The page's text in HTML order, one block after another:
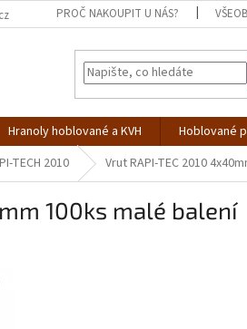
PROČ NAKOUPIT U NÁS?
Hranoly hoblované a KVH Hoblované
TECH 2010 Vrut RAPI-TEC 2010
100ks malé balení